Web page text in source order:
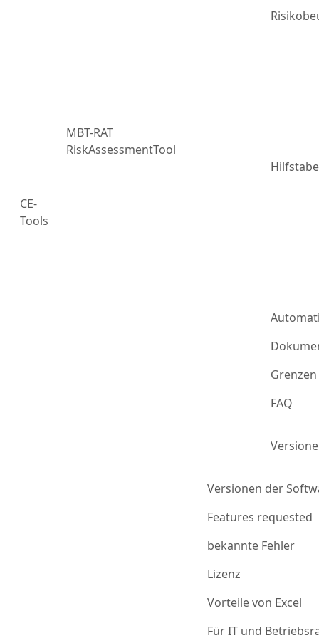
CE-
Tools
MBT-RAT
RiskAssessmentTool
FAQ
Versionen der
Features requested
bekannte Fehler
Lizenz
Vorteile von Excel
Für IT und